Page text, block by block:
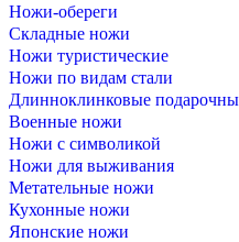
Ножи-обереги
Складные ножи
Ножи туристические
Ножи по видам стали
Длинноклинковые
Военные ножи
Ножи с символикой
Ножи для выживания
Метательные ножи
Кухонные ножи
Японские ножи